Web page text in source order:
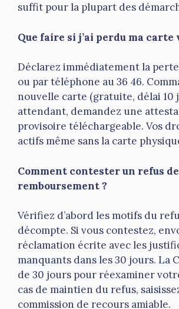
suffit pour la plupart des
Que faire si j’ai perdu ma carte
Déclarez immédiatement la
ou par téléphone au 36 46.
nouvelle carte (gratuite, délai 10
attendant, demandez une
provisoire téléchargeable. Vos
actifs même sans la carte
Comment contester un refus de
remboursement ?
Vérifiez d’abord les motifs du
décompte. Si vous contestez,
réclamation écrite avec les
manquants dans les 30 jours. La
de 30 jours pour réexaminer
cas de maintien du refus,
commission de recours amiable.